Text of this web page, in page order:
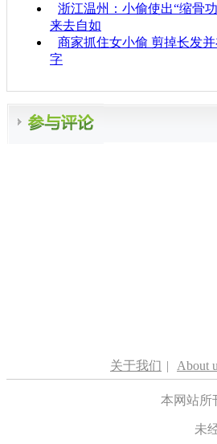
浙江温州：小偷使出“缩骨
来去自如
商家抓住女小偷 剪掉长发
字
关于我们 | About
本网站所
未